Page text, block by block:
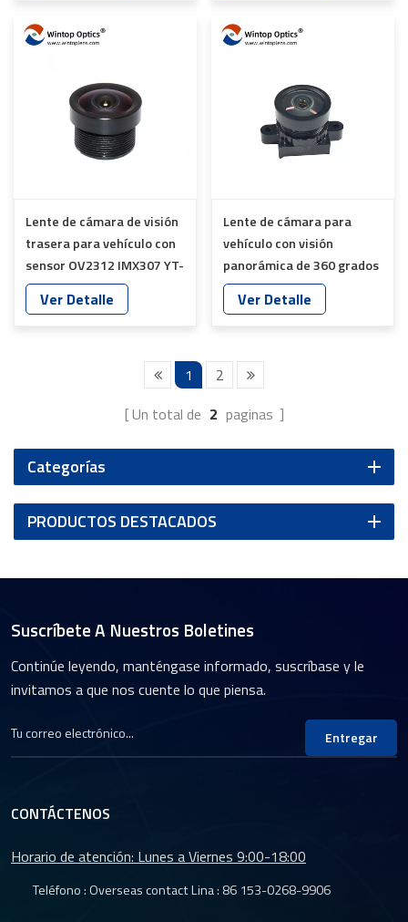
Lente de cámara de visión
trasera para vehículo con
sensor OV2312 IMX307 YT-
5018P-A1
Ver Detalle
Lente de cámara para
vehículo con visión
panorámica de 360 ​​grados
y sensor IMX307 YT-
6018P-A1
Ver Detalle
1
2
Un total de 2 paginas
Categorías
PRODUCTOS DESTACADOS
Suscríbete A Nuestros Boletines
Continúe leyendo, manténgase informado, suscríbase y le
invitamos a que nos cuente lo que piensa.
Entregar
CONTÁCTENOS
Horario de atención: Lunes a Viernes 9:00-18:00
Teléfono : Overseas contact Lina : 86 153-0268-9906